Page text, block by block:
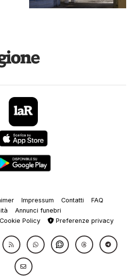
Impressum Contatti
FAQ
Annunci funebri
Policy Preferenze privacy